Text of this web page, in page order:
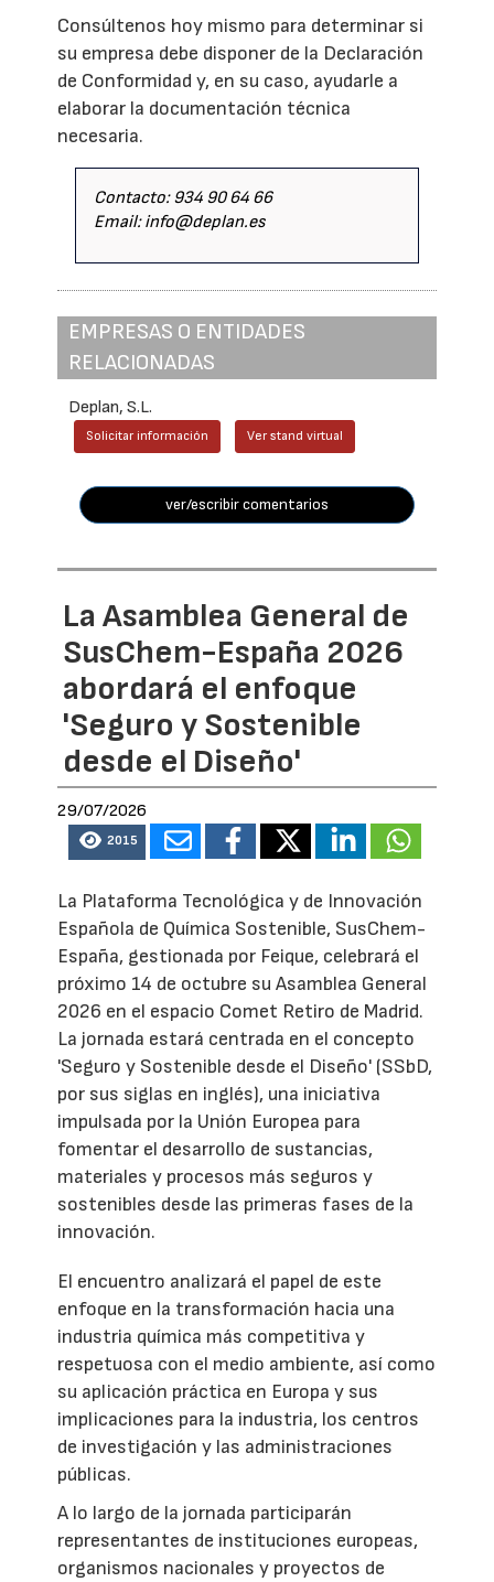
Consúltenos hoy mismo para determinar si
su empresa debe disponer de la Declaración
de Conformidad y, en su caso, ayudarle a
elaborar la documentación técnica
necesaria.
Contacto: 934 90 64 66
Email: info@deplan.es
EMPRESAS O ENTIDADES
RELACIONADAS
Deplan, S.L.
Solicitar información Ver stand virtual
ver/escribir comentarios
La Asamblea General de
SusChem-España 2026
abordará el enfoque
'Seguro y Sostenible
desde el Diseño'
29/07/2026
2015
La Plataforma Tecnológica y de Innovación
Española de Química Sostenible, SusChem-
España, gestionada por Feique, celebrará el
próximo 14 de octubre su Asamblea General
2026 en el espacio Comet Retiro de Madrid.
La jornada estará centrada en el concepto
'Seguro y Sostenible desde el Diseño' (SSbD,
por sus siglas en inglés), una iniciativa
impulsada por la Unión Europea para
fomentar el desarrollo de sustancias,
materiales y procesos más seguros y
sostenibles desde las primeras fases de la
innovación.
El encuentro analizará el papel de este
enfoque en la transformación hacia una
industria química más competitiva y
respetuosa con el medio ambiente, así como
su aplicación práctica en Europa y sus
implicaciones para la industria, los centros
de investigación y las administraciones
públicas.
A lo largo de la jornada participarán
representantes de instituciones europeas,
organismos nacionales y proyectos de